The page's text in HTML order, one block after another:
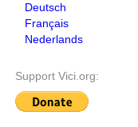
Deutsch
Français
Nederlands
Support Vici.org: